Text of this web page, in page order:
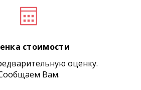
стоимости
оценку.
Вам.